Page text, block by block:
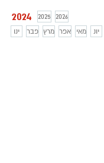
2024 2025
2026
ינו
פבר מרץ אפר מאי יונ